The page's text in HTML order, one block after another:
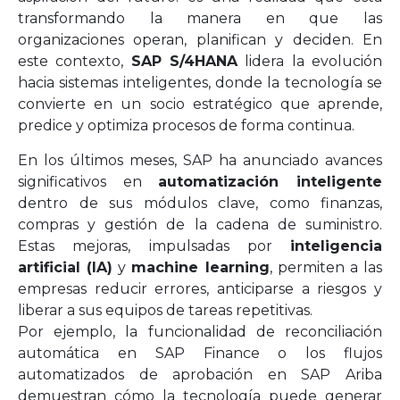
transformando la manera en que las
organizaciones operan, planifican y deciden. En
este contexto, SAP S/4HANAlidera la evolución
hacia sistemas inteligentes, donde la tecnología se
convierte en un socio estratégico que aprende,
predice y optimiza procesos de forma continua.
En los últimos meses, SAP ha anunciado avances
significativos en automatización inteligente
dentro de sus módulos clave, como finanzas,
compras y gestión de la cadena de suministro.
Estas mejoras, impulsadas por inteligencia
artificial (IA) y machine learning, permiten a las
empresas reducir errores, anticiparse a riesgos y
liberar a sus equipos de tareas repetitivas.
Por ejemplo, la funcionalidad de reconciliación
automática en SAP Finance o los flujos
automatizados de aprobación en SAP Ariba
demuestran cómo la tecnología puede generar